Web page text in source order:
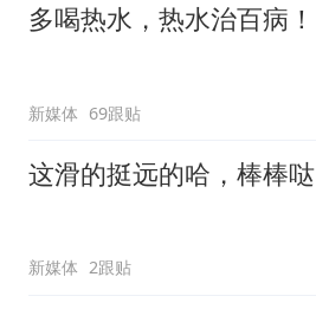
多喝热水，热水治百病！
新媒体 69跟贴
这滑的挺远的哈，棒棒哒
新媒体 2跟贴